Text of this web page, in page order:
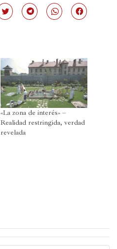
Haz
(Se
abre
en
una
ventana
nueva)
Haz
abre
en
una
ventana
nueva)
Haz
(Se
abre
en
una
ventana
nueva)
Haz
(Se
abre
en
una
ventana
nueva)
«La zona de interés» –
Realidad restringida, verdad
revelada